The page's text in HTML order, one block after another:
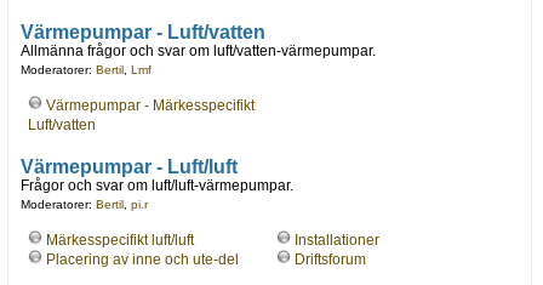
Värmepumpar - Luft/vatten
Allmänna frågor och svar om luft/vatten-värmepumpar.
Moderatorer: Bertil, Lmf
Värmepumpar - Märkesspecifikt
Luft/vatten
Värmepumpar - Luft/luft
Frågor och svar om luft/luft-värmepumpar.
Moderatorer: Bertil, pi.r
Märkesspecifikt luft/luft
Placering av inne och ute-del
Installationer
Driftsforum